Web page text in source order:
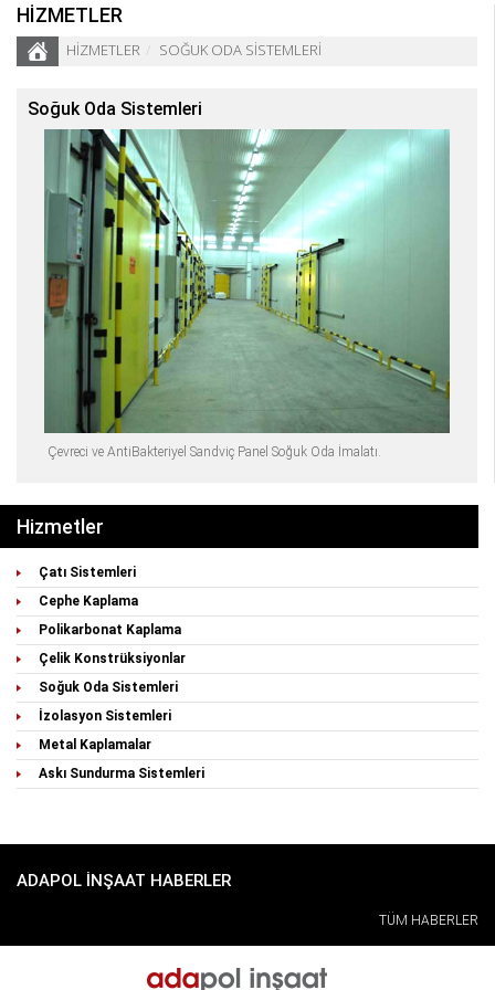
HİZMETLER
HİZMETLER SOĞUK ODA SİSTEMLERİ
Soğuk Oda Sistemleri
Çevreci ve AntiBakteriyel Sandviç Panel Soğuk Oda İmalatı.
Hizmetler
Çatı Sistemleri
Cephe Kaplama
Polikarbonat Kaplama
Çelik Konstrüksiyonlar
Soğuk Oda Sistemleri
İzolasyon Sistemleri
Metal Kaplamalar
Askı Sundurma Sistemleri
ADAPOL İNŞAAT HABERLER
TÜM HABERLER